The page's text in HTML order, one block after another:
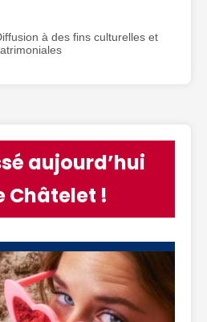
à des fins culturelles et
aujourd’hui
Châtelet !